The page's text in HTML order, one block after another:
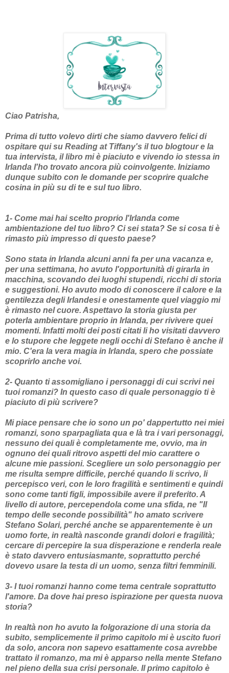
Ciao Patrisha,
Prima di tutto volevo dirti che siamo davvero felici di
ospitare qui su Reading at Tiffany's il tuo blogtour e la
tua intervista, il libro mi è piaciuto e vivendo io stessa in
Irlanda l'ho trovato ancora più coinvolgente. Iniziamo
dunque subito con le domande per scoprire qualche
cosina in più su di te e sul tuo libro.
1- Come mai hai scelto proprio l'Irlanda come
ambientazione del tuo libro? Ci sei stata? Se si cosa ti è
rimasto più impresso di questo paese?
Sono stata in Irlanda alcuni anni fa per una vacanza e,
per una settimana, ho avuto l'opportunità di girarla in
macchina, scovando dei luoghi stupendi, ricchi di storia
e suggestioni. Ho avuto modo di conoscere il calore e la
gentilezza degli Irlandesi e onestamente quel viaggio mi
è rimasto nel cuore. Aspettavo la storia giusta per
poterla ambientare proprio in Irlanda, per rivivere quei
momenti. Infatti molti dei posti citati li ho visitati davvero
e lo stupore che leggete negli occhi di Stefano è anche il
mio. C'era la vera magia in Irlanda, spero che possiate
scoprirlo anche voi.
2- Quanto ti assomigliano i personaggi di cui scrivi nei
tuoi romanzi? In questo caso di quale personaggio ti è
piaciuto di più scrivere?
Mi piace pensare che io sono un po' dappertutto nei miei
romanzi, sono sparpagliata qua e là tra i vari personaggi,
nessuno dei quali è completamente me, ovvio, ma in
ognuno dei quali ritrovo aspetti del mio carattere o
alcune mie passioni. Scegliere un solo personaggio per
me risulta sempre difficile, perché quando li scrivo, li
percepisco veri, con le loro fragilità e sentimenti e quindi
sono come tanti figli, impossibile avere il preferito. A
livello di autore, percependola come una sfida, ne "Il
tempo delle seconde possibilità" ho amato scrivere
Stefano Solari, perché anche se apparentemente è un
uomo forte, in realtà nasconde grandi dolori e fragilità;
cercare di percepire la sua disperazione e renderla reale
è stato davvero entusiasmante, soprattutto perché
dovevo usare la testa di un uomo, senza filtri femminili.
3- I tuoi romanzi hanno come tema centrale soprattutto
l'amore. Da dove hai preso ispirazione per questa nuova
storia?
In realtà non ho avuto la folgorazione di una storia da
subito, semplicemente il primo capitolo mi è uscito fuori
da solo, ancora non sapevo esattamente cosa avrebbe
trattato il romanzo, ma mi è apparso nella mente Stefano
nel pieno della sua crisi personale. Il primo capitolo è